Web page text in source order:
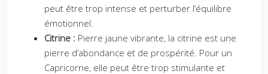
peut être trop intense et perturber l’équilibre
émotionnel.
Citrine : Pierre jaune vibrante, la citrine est une
pierre d’abondance et de prospérité. Pour un
Capricorne, elle peut être trop stimulante et